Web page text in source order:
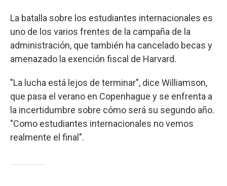
La batalla sobre los estudiantes internacionales es
uno de los varios frentes de la campaña de la
administración, que también ha cancelado becas y
amenazado la exención fiscal de Harvard.
"La lucha está lejos de terminar", dice Williamson,
que pasa el verano en Copenhague y se enfrenta a
la incertidumbre sobre cómo será su segundo año.
"Como estudiantes internacionales no vemos
realmente el final".